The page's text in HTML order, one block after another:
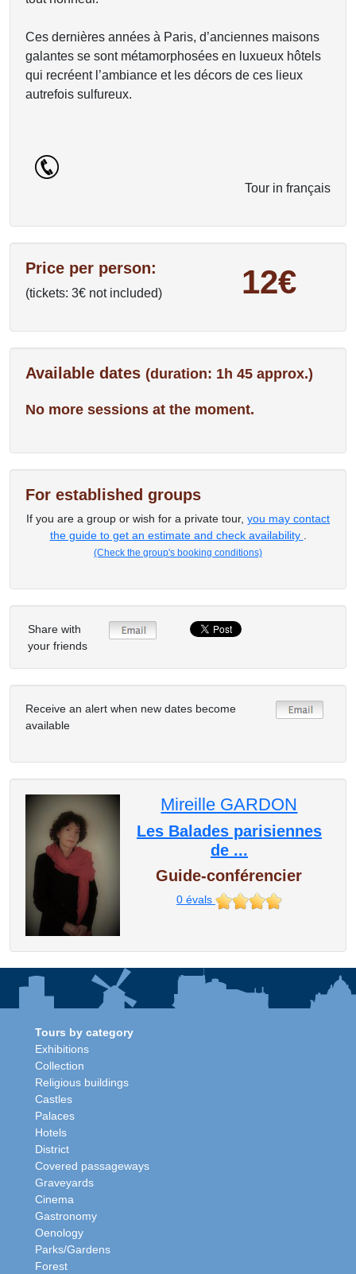
Ces dernières années à Paris, d’anciennes maisons
galantes se sont métamorphosées en luxueux hôtels
qui recréent l’ambiance et les décors de ces lieux
autrefois sulfureux.
Tour in français
Price per person:
(tickets: 3€ not included) 12€
Available dates (duration: 1h 45 approx.)
No more sessions at the moment.
For established groups
If you are a group or wish for a private tour, you may contact
the guide to get an estimate and check availability
(Check the group's booking conditions)
Share with
your friends
Receive an alert when new dates become
available
Mireille GARDON
Les Balades parisiennes
de ...
Guide-conférencier
0évals
Tours by category
Exhibitions
Collection
Religious buildings
Castles
Palaces
Hotels
District
Covered passageways
Graveyards
Cinema
Gastronomy
Oenology
Parks/Gardens
Forest